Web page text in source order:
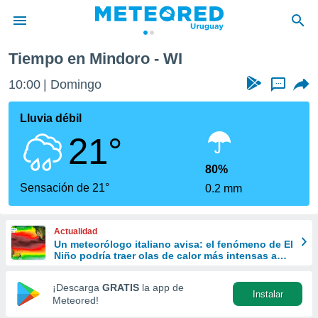
de
ha
para
que se
calidad.
a este
las
y
forma
digital
basada
Tiempo en Mindoro - WI
10:00 Domingo ...
Lluvia débil
21°
Sensación de 21°
80%
0.2 mm
Actualidad
Un meteorólogo italiano avisa: el fenómeno de El
Niño podría traer olas de calor más intensas a
¡Descarga GRATIS la app de
Meteored!
Instalar